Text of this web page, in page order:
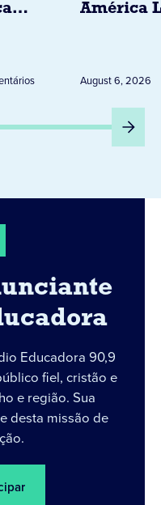
América
Peru
August 6, 2026
Educadora 90,9
fiel, cristão e
e região. Sua
desta missão de